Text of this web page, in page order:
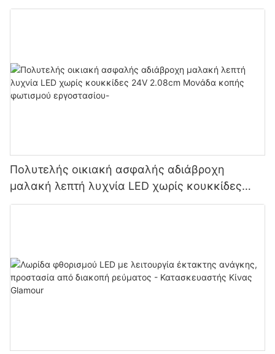
2.08cm μονάδα κοπής φωτισμού εργοστασίου
Πολυτελής οικιακή ασφαλής αδιάβροχη
μαλακή λεπτή λυχνία LED χωρίς κουκκίδες
24V 2.08cm Μονάδα κοπής φωτισμού